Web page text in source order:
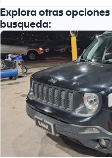
Explora otras
busqueda: